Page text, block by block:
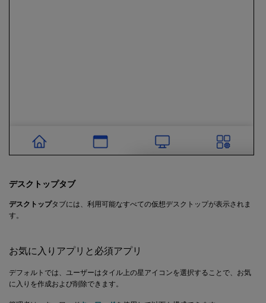
デスクトップタブ
デスクトップタブには、利用可能なすべての仮想デスクトップが表示されま
す。
お気に入りアプリと必須アプリ
デフォルトでは、ユーザーはタイル上の星アイコンを選択することで、お気
に入りを作成および削除できます。